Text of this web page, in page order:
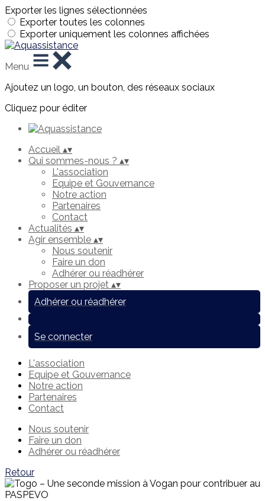
Exporter les lignes sélectionnées
Exporter toutes les colonnes
Exporter uniquement les colonnes affichées
Menu
Ajoutez un logo, un bouton, des réseaux sociaux
Cliquez pour éditer
Accueil ▴▾
Qui sommes-nous ? ▴▾
L'association
Equipe et Gouvernance
Notre action
Partenaires
Contact
Actualités ▴▾
Agir ensemble ▴▾
Nous soutenir
Faire un don
Adhérer ou réadhérer
Proposer un projet ▴▾
Adhérer ou réadhérer
Se connecter
L'association
Equipe et Gouvernance
Notre action
Partenaires
Contact
Nous soutenir
Faire un don
Adhérer ou réadhérer
Retour